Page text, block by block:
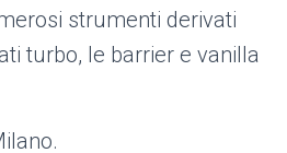
strumenti derivati
turbo, le barrier e vanilla